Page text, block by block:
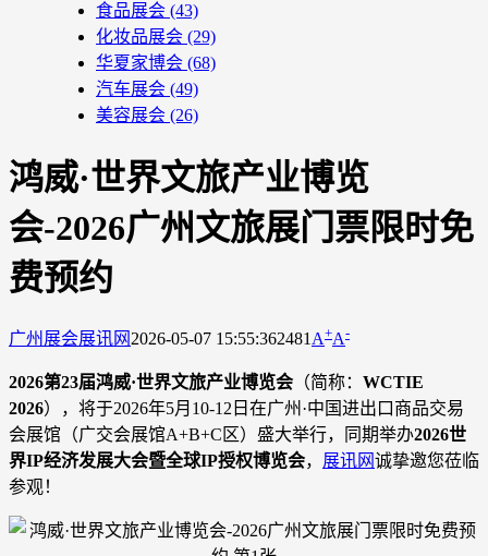
食品展会 (43)
化妆品展会 (29)
华夏家博会 (68)
汽车展会 (49)
美容展会 (26)
鸿威·世界文旅产业博览
会-2026广州文旅展门票限时免
费预约
广州展会展讯网 2026-05-07 15:55:362481 A+A-
2026第23届鸿威·世界文旅产业博览会 （简称： WCTIE
2026），将于2026年5月10-12日在广州·中国进出口商品交易
会展馆（广交会展馆A+B+C区）盛大举行，同期举办2026世
界IP经济发展大会暨全球IP授权博览会， 展讯网诚挚邀您莅临
参观！